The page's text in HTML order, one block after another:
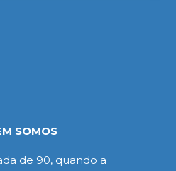
SOMOS
de 90, quando a